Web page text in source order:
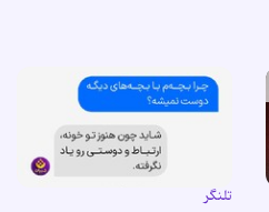
تلنگر